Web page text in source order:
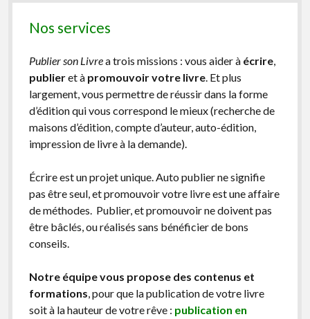
Nos services
Publier son Livrea trois missions : vous aider à écrire,
publieret à promouvoir votre livre. Et plus
largement, vous permettre de réussir dans la forme
d’édition qui vous correspond le mieux (recherche de
maisons d’édition, compte d’auteur, auto-édition,
impression de livre à la demande).
Écrire est un projet unique. Auto publier ne signifie
pas être seul, et promouvoir votre livre est une affaire
de méthodes. Publier, et promouvoir ne doivent pas
être bâclés, ou réalisés sans bénéficier de bons
conseils.
Notre équipe vous propose des contenus et
formations, pour que la publication de votre livre
soit à la hauteur de votre rêve : publication en